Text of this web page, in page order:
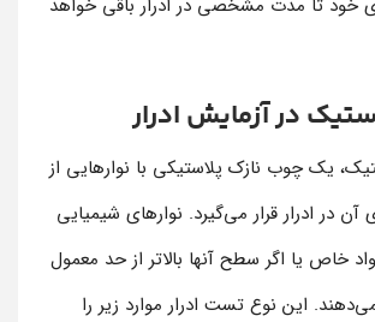
خود تا مدت مشخصی در ادرار باقی خواهد
در آزمایش ادرار
یک چوب نازک پلاستیکی با نوارهایی از
در ادرار قرار می‌گیرد. نوارهای شیمیایی
خاص یا اگر سطح آنها بالاتر از حد معمول
این نوع تست ادرار موارد زیر را